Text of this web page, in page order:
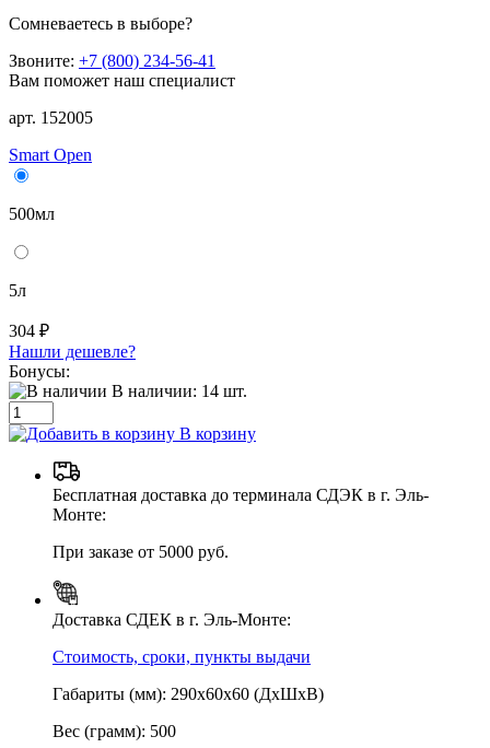
Сомневаетесь в выборе?
Звоните: +7 (800) 234-56-41
Вам поможет наш специалист
арт. 152005
Smart Open
500мл
5л
304 ₽
Нашли дешевле?
Бонусы:
В наличии: 14 шт.
В корзину
Бесплатная доставка до терминала СДЭК в г. Эль-
Монте:
При заказе от 5000 руб.
Доставка СДЕК в г. Эль-Монте:
Стоимость, сроки, пункты выдачи
Габариты (мм): 290х60х60 (ДхШхВ)
Вес (грамм): 500